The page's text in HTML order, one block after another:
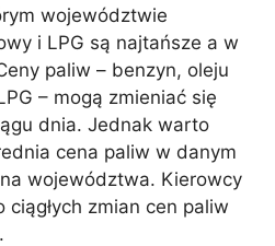
województwie
i LPG są najtańsze a w
paliw – benzyn, oleju
– mogą zmieniać się
dnia. Jednak warto
cena paliw w danym
województwa. Kierowcy
zmian cen paliw